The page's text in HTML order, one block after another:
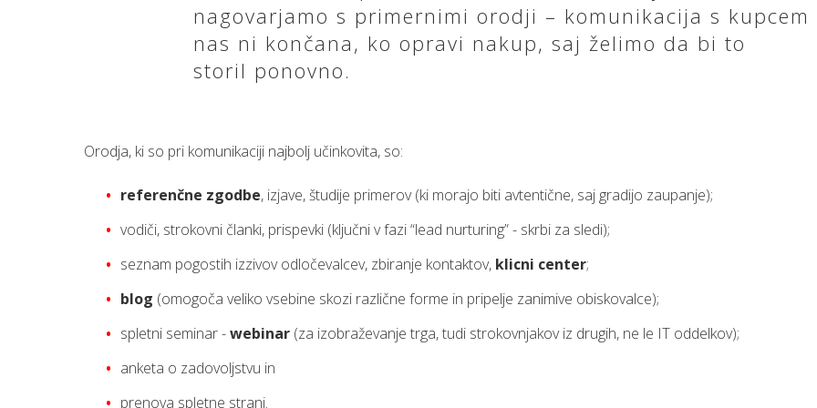
nagovarjamo s primernimi orodji – komunikacija s kupcem
nas ni končana, ko opravi nakup, saj želimo da bi to
storil ponovno.
Orodja, ki so pri komunikaciji najbolj učinkovita, so:
referenčne zgodbe, izjave, študije primerov (ki morajo biti avtentične, saj gradijo zaupanje);
vodiči, strokovni članki, prispevki (ključni v fazi “lead nurturing” - skrbi za sledi);
seznam pogostih izzivov odločevalcev, zbiranje kontaktov, klicni center;
blog (omogoča veliko vsebine skozi različne forme in pripelje zanimive obiskovalce);
spletni seminar -webinar (za izobraževanje trga, tudi strokovnjakov iz drugih, ne le IT oddelkov);
anketa o zadovoljstvu in
prenova spletne strani.